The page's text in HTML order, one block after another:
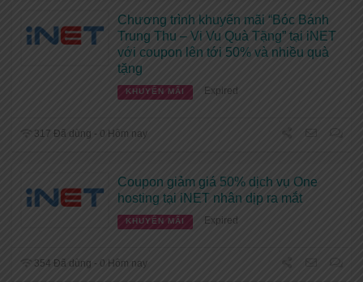
Chương trình khuyến mãi “Bóc Bánh
Trung Thu – Vi Vu Quà Tặng” tại iNET
với coupon lên tới 50% và nhiều quà
tặng
KHUYẾN MÃI Expired
317 Đã dùng - 0 Hôm nay
Coupon giảm giá 50% dịch vụ One
hosting tại iNET nhân dịp ra mắt
KHUYẾN MÃI Expired
354 Đã dùng - 0 Hôm nay